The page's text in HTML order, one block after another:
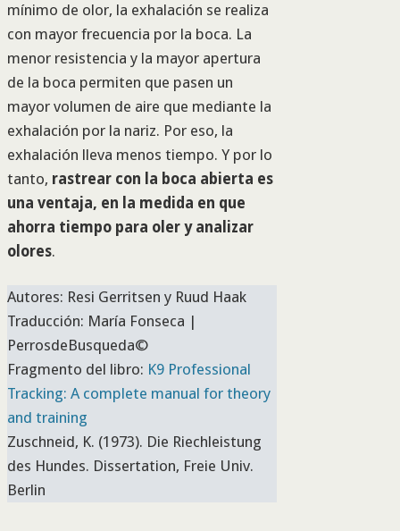
mínimo de olor, la exhalación se realiza
con mayor frecuencia por la boca. La
menor resistencia y la mayor apertura
de la boca permiten que pasen un
mayor volumen de aire que mediante la
exhalación por la nariz. Por eso, la
exhalación lleva menos tiempo. Y por lo
tanto, rastrear con la boca abierta es
una ventaja, en la medida en que
ahorra tiempo para oler y analizar
olores.
Autores: Resi Gerritsen y Ruud Haak
Traducción: María Fonseca |
PerrosdeBusqueda©
Fragmento del libro: K9 Professional
Tracking: A complete manual for theory
and training
Zuschneid, K. (1973). Die Riechleistung
des Hundes. Dissertation, Freie Univ.
Berlin